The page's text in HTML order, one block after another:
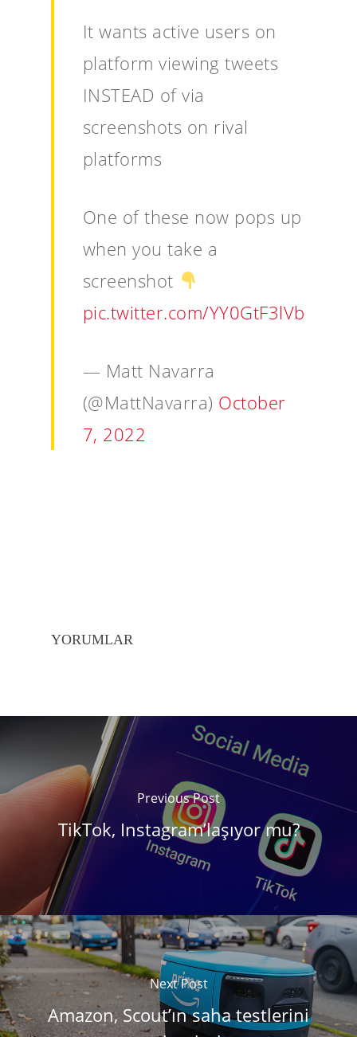
It wants active users on
platform viewing tweets
INSTEAD of via
screenshots on rival
platforms
One of these now pops up
when you take a
screenshot
pic.twitter.com/YY0GtF3lVb
— Matt Navarra
(@MattNavarra) October
7, 2022
YORUMLAR
Previous Post
TikTok, Instagram’laşıyor mu?
Next Post
Amazon, Scout’ın saha testlerini